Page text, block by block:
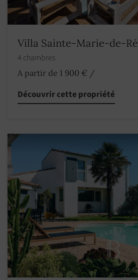
Villa Sainte-Marie-de-Ré
4 chambres
A partir de 1 900 € /
Découvrir cette propriété